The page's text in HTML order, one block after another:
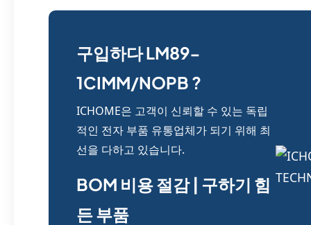
구입하다 LM89-
1CIMM/NOPB ?
ICHOME은 고객이 신뢰할 수 있는 독립
적인 전자 부품 유통업체가 되기 위해 최
선을 다하고 있습니다.
BOM 비용 절감 | 구하기 힘
든 부품